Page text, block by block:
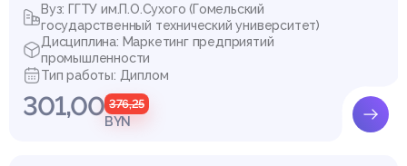
Вуз: ГГТУ им.П.О.Сухого (Гомельский
государственный технический университет)
Дисциплина: Маркетинг предприятий
промышленности
Тип работы: Диплом
301,00 376,25
BYN